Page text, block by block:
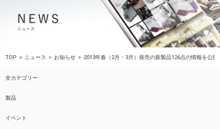
TOP ニュース お知らせ 2013年春（2月・3月）発売の新製品126点の情報を公開
全カテゴリー
製品
イベント